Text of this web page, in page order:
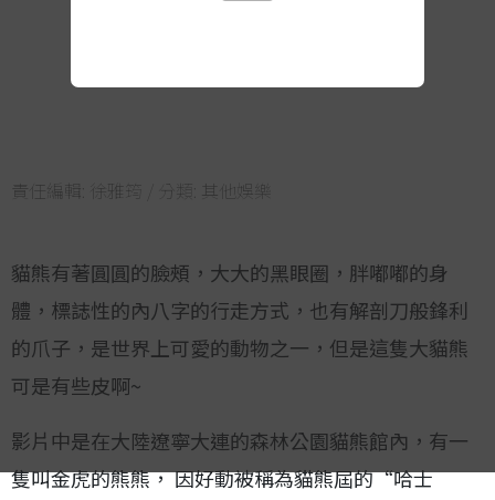
責任編輯: 徐雅筠 / 分類: 其他娛樂
貓熊有著圓圓的臉頰，大大的黑眼圈，胖嘟嘟的身
體，標誌性的內八字的行走方式，也有解剖刀般鋒利
的爪子，是世界上可愛的動物之一，但是這隻大貓熊
可是有些皮啊~
影片中是在大陸遼寧大連的森林公園貓熊館內，有一
隻叫金虎的熊熊， 因好動被稱為貓熊屆的“哈士